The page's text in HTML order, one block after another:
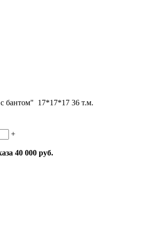
бантом" 17*17*17 36 т.м.
+
40 000 руб.